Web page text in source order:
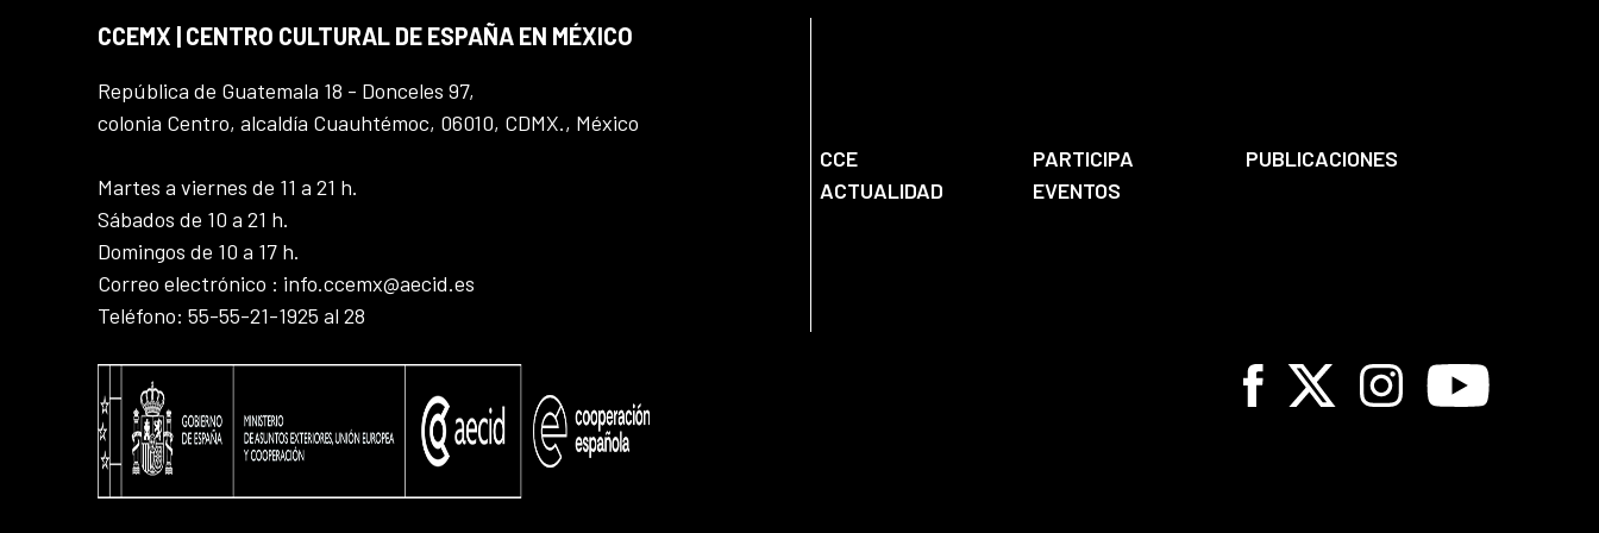
CCEMX | CENTRO CULTURAL DE ESPAÑA EN MÉXICO
República de Guatemala 18 - Donceles 97,
colonia Centro, alcaldía Cuauhtémoc, 06010, CDMX., México
Martes a viernes de 11 a 21 h.
Sábados de 10 a 21 h.
Domingos de 10 a 17 h.
Correo electrónico : info.ccemx@aecid.es
Teléfono: 55-55-21-1925 al 28
CCE PARTICIPA
PUBLICACIONES
ACTUALIDAD
EVENTOS
Facebook
X InstagramYoutube